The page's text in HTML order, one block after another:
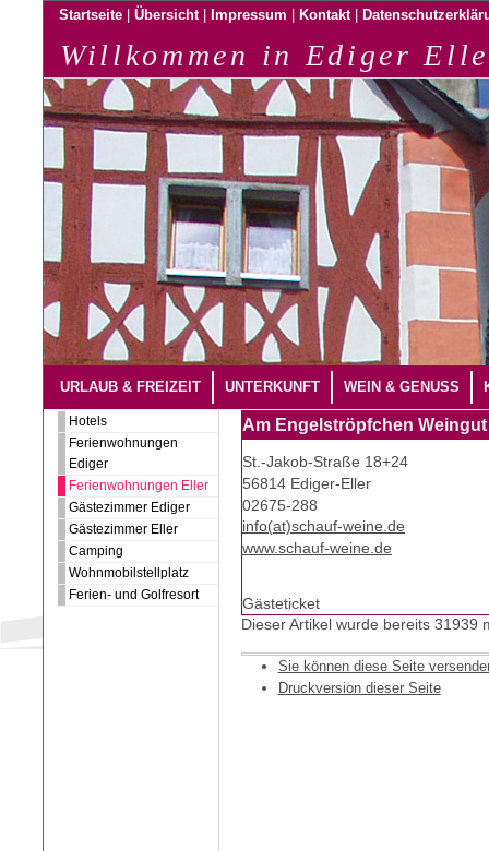
Startseite Übersicht Impressum Kontakt
Willkommen in Ediger
URLAUB & FREIZEIT UNTERKUNFT WEIN & GENUSS
Hotels
Ferienwohnungen
Ediger
Ferienwohnungen Eller
Gästezimmer Ediger
Gästezimmer Eller
Camping
Wohnmobilstellplatz
Ferien- und Golfresort
Am Engelströpfchen
St.-Jakob-Straße 18+24
56814 Ediger-Eller
02675-288
info(at)schauf-weine.de
www.schauf-weine.de
Gästeticket
Dieser Artikel wurde bereits 31939
Sie können diese Seite
Druckversion dieser Seite